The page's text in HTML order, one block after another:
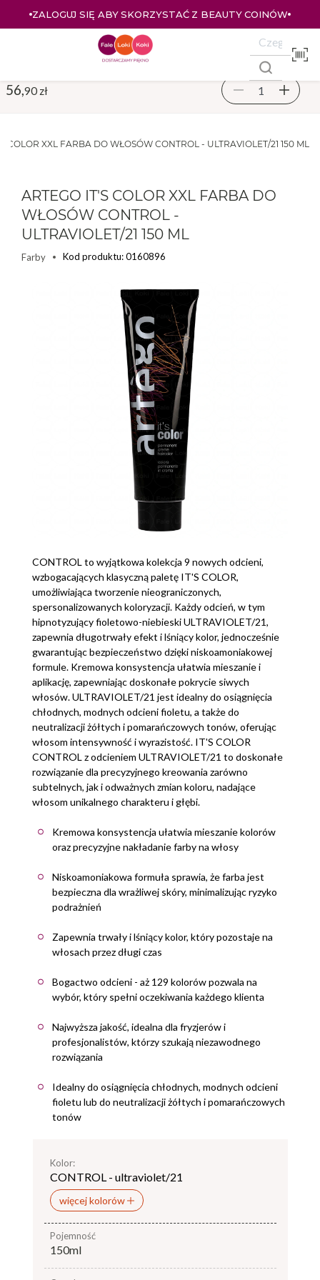
ZALOGUJ SIĘ ABY SKORZYSTAĆ Z BEAUTY COINÓW
COLOR XXL FARBA DO WŁOSÓW CONTROL - ULTRAVIOLET/21 150 ML
ARTEGO IT'S COLOR XXL FARBA DO
WŁOSÓW CONTROL -
ULTRAVIOLET/21 150 ML
Farby Kod produktu: 0160896
CONTROL to wyjątkowa kolekcja 9 nowych odcieni,
wzbogacających klasyczną paletę IT'S COLOR,
umożliwiająca tworzenie nieograniczonych,
spersonalizowanych koloryzacji. Każdy odcień, w tym
hipnotyzujący fioletowo-niebieski ULTRAVIOLET/21,
zapewnia długotrwały efekt i lśniący kolor, jednocześnie
gwarantując bezpieczeństwo dzięki niskoamoniakowej
formule. Kremowa konsystencja ułatwia mieszanie i
aplikację, zapewniając doskonałe pokrycie siwych
włosów. ULTRAVIOLET/21 jest idealny do osiągnięcia
chłodnych, modnych odcieni fioletu, a także do
neutralizacji żółtych i pomarańczowych tonów, oferując
włosom intensywność i wyrazistość. IT'S COLOR
CONTROL z odcieniem ULTRAVIOLET/21 to doskonałe
rozwiązanie dla precyzyjnego kreowania zarówno
subtelnych, jak i odważnych zmian koloru, nadające
włosom unikalnego charakteru i głębi.
Kremowa konsystencja ułatwia mieszanie kolorów
oraz precyzyjne nakładanie farby na włosy
Niskoamoniakowa formuła sprawia, że farba jest
bezpieczna dla wrażliwej skóry, minimalizując ryzyko
podrażnień
Zapewnia trwały i lśniący kolor, który pozostaje na
włosach przez długi czas
Bogactwo odcieni - aż 129 kolorów pozwala na
wybór, który spełni oczekiwania każdego klienta
Najwyższa jakość, idealna dla fryzjerów i
profesjonalistów, którzy szukają niezawodnego
rozwiązania
Idealny do osiągnięcia chłodnych, modnych odcieni
fioletu lub do neutralizacji żółtych i pomarańczowych
tonów
Kolor:
CONTROL - ultraviolet/21
więcej kolorów
pojemność
150ml
56, 90 zł